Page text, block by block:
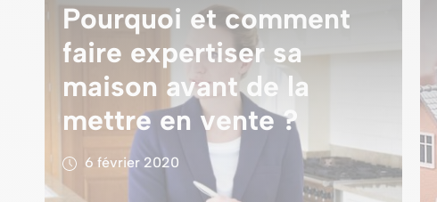
Pourquoi et comment
faire expertiser sa
maison avant de la
mettre en vente ?
6 février 2020